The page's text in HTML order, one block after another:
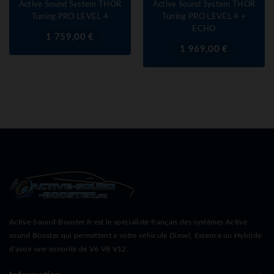
Active Sound System THOR
Tuning PRO LEVEL 4
Prix1 759,00 €
Active Sound System THOR
Tuning PRO LEVEL 4 +
ECHO
Prix1 969,00 €
Active-Sound-Booster.fr est le spécialiste français des systèmes Active
sound Booster qui permettent à votre véhicule Diesel, Essence ou Hybride
d'avoir une sonorité de V6 V8 V12.